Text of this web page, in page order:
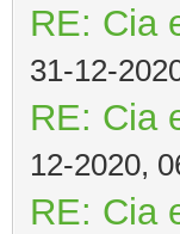
RE: Cia
31-12-
RE: Cia
12-2020,
RE: Cia